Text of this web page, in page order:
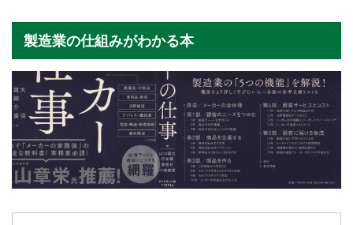
製造業の仕組みがわかる本